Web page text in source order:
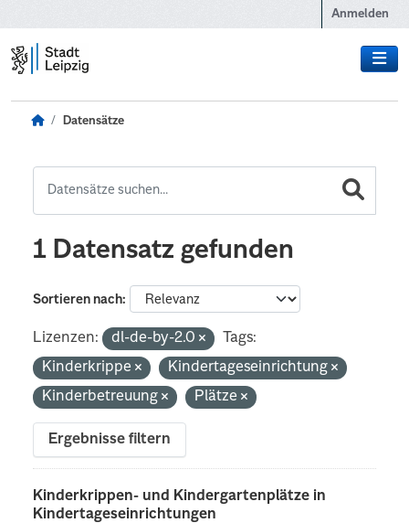
Anmelden
Datensätze
1 Datensatz gefunden
Sortieren nach
Lizenzen: dl-de-by-2.0
Tags:
Kinderkrippe
Kindertageseinrichtung
Kinderbetreuung
Plätze
Ergebnisse filtern
Kinderkrippen- und Kindergartenplätze in
Kindertageseinrichtungen